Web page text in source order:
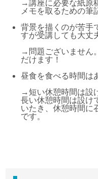
→講座に必要な紙原
メモを取るための筆
背景を描くのが苦手
すが受講しても大丈
→問題ございません
だけます！
昼食を食べる時間は
→短い休憩時間は設
長い休憩時間は設け
いたき、休憩時間に
です。